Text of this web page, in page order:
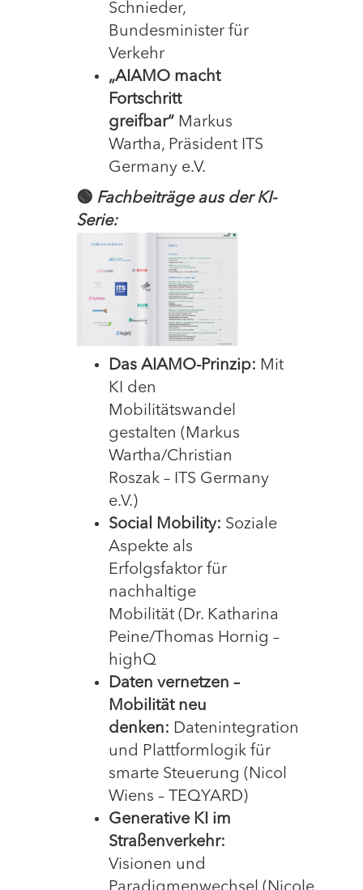
Schnieder,
Bundesminister für
Verkehr
„AIAMO macht
Fortschritt
greifbar“ Markus
Wartha, Präsident ITS
Germany e.V.
🟢 Fachbeiträge aus der KI-
Serie:
Das AIAMO-Prinzip: Mit
KI den
Mobilitätswandel
gestalten (Markus
Wartha/Christian
Roszak – ITS Germany
e.V.)
Social Mobility: Soziale
Aspekte als
Erfolgsfaktor für
nachhaltige
Mobilität (Dr. Katharina
Peine/Thomas Hornig –
highQ
Daten vernetzen –
Mobilität neu
denken: Datenintegration
und Plattformlogik für
smarte Steuerung (Nicol
Wiens – TEQYARD)
Generative KI im
Straßenverkehr:
Visionen und